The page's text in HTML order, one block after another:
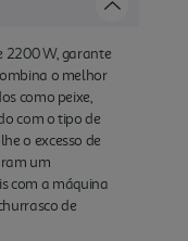
2200 W, garante
o melhor
como peixe,
com o tipo de
o excesso de
um
com a máquina
de